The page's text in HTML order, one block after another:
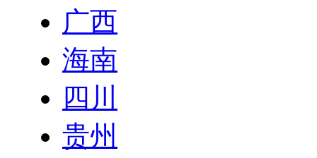
广西
海南
四川
贵州